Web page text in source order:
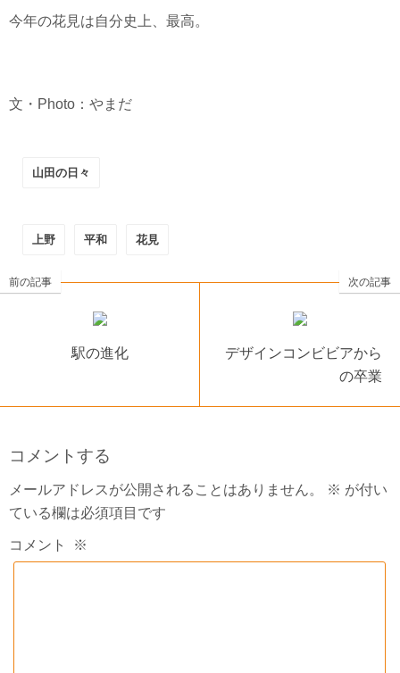
今年の花見は自分史上、最高。
文・Photo：やまだ
山田の日々
上野 平和 花見
前の記事
駅の進化
次の記事
デザインコンビビアから
の卒業
コメントする
メールアドレスが公開されることはありません。 ※ が付い
ている欄は必須項目です
コメント ※